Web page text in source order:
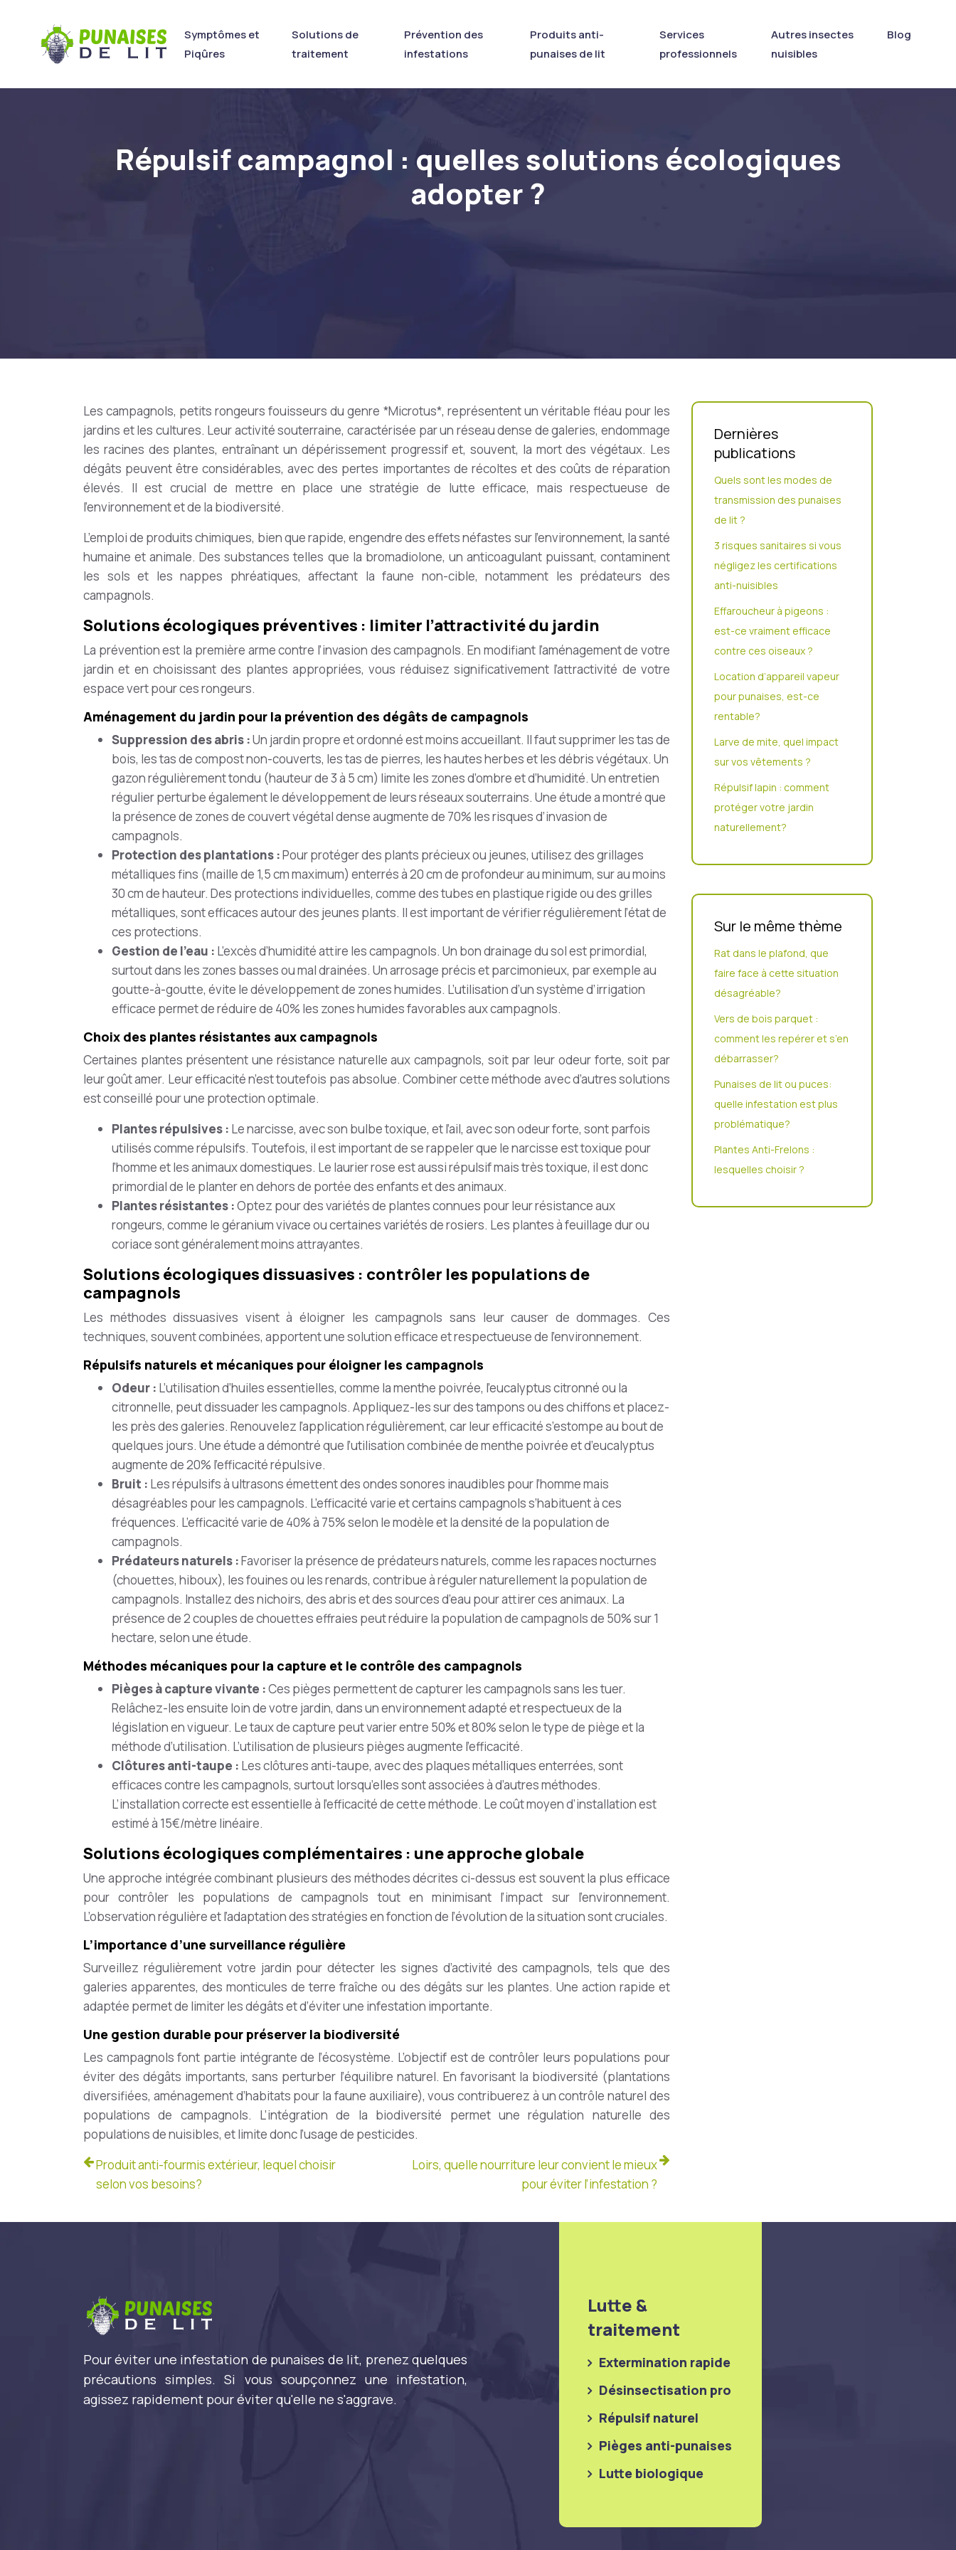
Symptômes et
Piqûres
Solutions de
traitement
Prévention des
infestations
Produits anti-
punaises de lit
Services
professionnels
Autres insectes
nuisibles
Blog
Répulsif campagnol : quelles solutions écologiques
adopter ?
Les campagnols, petits rongeurs fouisseurs du genre *Microtus*, représentent un véritable fléau pour les
jardins et les cultures. Leur activité souterraine, caractérisée par un réseau dense de galeries, endommage
les racines des plantes, entraînant un dépérissement progressif et, souvent, la mort des végétaux. Les
dégâts peuvent être considérables, avec des pertes importantes de récoltes et des coûts de réparation
élevés. Il est crucial de mettre en place une stratégie de lutte efficace, mais respectueuse de
l’environnement et de la biodiversité.
L’emploi de produits chimiques, bien que rapide, engendre des effets néfastes sur l’environnement, la santé
humaine et animale. Des substances telles que la bromadiolone, un anticoagulant puissant, contaminent
les sols et les nappes phréatiques, affectant la faune non-cible, notamment les prédateurs des
campagnols.
Solutions écologiques préventives : limiter l’attractivité du jardin
La prévention est la première arme contre l’invasion des campagnols. En modifiant l’aménagement de votre
jardin et en choisissant des plantes appropriées, vous réduisez significativement l’attractivité de votre
espace vert pour ces rongeurs.
Aménagement du jardin pour la prévention des dégâts de campagnols
Suppression des abris :Un jardin propre et ordonné est moins accueillant. Il faut supprimer les tas de
bois, les tas de compost non-couverts, les tas de pierres, les hautes herbes et les débris végétaux. Un
gazon régulièrement tondu (hauteur de 3 à 5 cm) limite les zones d’ombre et d’humidité. Un entretien
régulier perturbe également le développement de leurs réseaux souterrains. Une étude a montré que
la présence de zones de couvert végétal dense augmente de 70% les risques d’invasion de
campagnols.
Protection des plantations :Pour protéger des plants précieux ou jeunes, utilisez des grillages
métalliques fins (maille de 1,5 cm maximum) enterrés à 20 cm de profondeur au minimum, sur au moins
30 cm de hauteur. Des protections individuelles, comme des tubes en plastique rigide ou des grilles
métalliques, sont efficaces autour des jeunes plants. Il est important de vérifier régulièrement l’état de
ces protections.
Gestion de l’eau : L’excès d’humidité attire les campagnols. Un bon drainage du sol est primordial,
surtout dans les zones basses ou mal drainées. Un arrosage précis et parcimonieux, par exemple au
goutte-à-goutte, évite le développement de zones humides. L’utilisation d’un système d’irrigation
efficace permet de réduire de 40% les zones humides favorables aux campagnols.
Choix des plantes résistantes aux campagnols
Certaines plantes présentent une résistance naturelle aux campagnols, soit par leur odeur forte, soit par
leur goût amer. Leur efficacité n’est toutefois pas absolue. Combiner cette méthode avec d’autres solutions
est conseillé pour une protection optimale.
Plantes répulsives : Le narcisse, avec son bulbe toxique, et l’ail, avec son odeur forte, sont parfois
utilisés comme répulsifs. Toutefois, il est important de se rappeler que le narcisse est toxique pour
l’homme et les animaux domestiques. Le laurier rose est aussi répulsif mais très toxique, il est donc
primordial de le planter en dehors de portée des enfants et des animaux.
Plantes résistantes :Optez pour des variétés de plantes connues pour leur résistance aux
rongeurs, comme le géranium vivace ou certaines variétés de rosiers. Les plantes à feuillage dur ou
coriace sont généralement moins attrayantes.
Solutions écologiques dissuasives : contrôler les populations de
campagnols
Les méthodes dissuasives visent à éloigner les campagnols sans leur causer de dommages. Ces
techniques, souvent combinées, apportent une solution efficace et respectueuse de l’environnement.
Répulsifs naturels et mécaniques pour éloigner les campagnols
Odeur : L’utilisation d’huiles essentielles, comme la menthe poivrée, l’eucalyptus citronné ou la
citronnelle, peut dissuader les campagnols. Appliquez-les sur des tampons ou des chiffons et placez-
les près des galeries. Renouvelez l’application régulièrement, car leur efficacité s’estompe au bout de
quelques jours. Une étude a démontré que l’utilisation combinée de menthe poivrée et d’eucalyptus
augmente de 20% l’efficacité répulsive.
Bruit : Les répulsifs à ultrasons émettent des ondes sonores inaudibles pour l’homme mais
désagréables pour les campagnols. L’efficacité varie et certains campagnols s’habituent à ces
fréquences. L’efficacité varie de 40% à 75% selon le modèle et la densité de la population de
campagnols.
Prédateurs naturels :Favoriser la présence de prédateurs naturels, comme les rapaces nocturnes
(chouettes, hiboux), les fouines ou les renards, contribue à réguler naturellement la population de
campagnols. Installez des nichoirs, des abris et des sources d’eau pour attirer ces animaux. La
présence de 2 couples de chouettes effraies peut réduire la population de campagnols de 50% sur 1
hectare, selon une étude.
Méthodes mécaniques pour la capture et le contrôle des campagnols
Pièges à capture vivante :Ces pièges permettent de capturer les campagnols sans les tuer.
Relâchez-les ensuite loin de votre jardin, dans un environnement adapté et respectueux de la
législation en vigueur. Le taux de capture peut varier entre 50% et 80% selon le type de piège et la
méthode d’utilisation. L’utilisation de plusieurs pièges augmente l’efficacité.
Clôtures anti-taupe : Les clôtures anti-taupe, avec des plaques métalliques enterrées, sont
efficaces contre les campagnols, surtout lorsqu’elles sont associées à d’autres méthodes.
L’installation correcte est essentielle à l’efficacité de cette méthode. Le coût moyen d’installation est
estimé à 15€/mètre linéaire.
Solutions écologiques complémentaires : une approche globale
Une approche intégrée combinant plusieurs des méthodes décrites ci-dessus est souvent la plus efficace
pour contrôler les populations de campagnols tout en minimisant l’impact sur l’environnement.
L’observation régulière et l’adaptation des stratégies en fonction de l’évolution de la situation sont cruciales.
L’importance d’une surveillance régulière
Surveillez régulièrement votre jardin pour détecter les signes d’activité des campagnols, tels que des
galeries apparentes, des monticules de terre fraîche ou des dégâts sur les plantes. Une action rapide et
adaptée permet de limiter les dégâts et d’éviter une infestation importante.
Une gestion durable pour préserver la biodiversité
Les campagnols font partie intégrante de l’écosystème. L’objectif est de contrôler leurs populations pour
éviter des dégâts importants, sans perturber l’équilibre naturel. En favorisant la biodiversité (plantations
diversifiées, aménagement d’habitats pour la faune auxiliaire), vous contribuerez à un contrôle naturel des
populations de campagnols. L’intégration de la biodiversité permet une régulation naturelle des
populations de nuisibles, et limite donc l’usage de pesticides.
Produit anti-fourmis extérieur, lequel choisir
selon vos besoins?
Loirs, quelle nourriture leur convient le mieux
pour éviter l’infestation ?
Dernières
publications
Quels sont les modes de
transmission des punaises
de lit ?
3 risques sanitaires si vous
négligez les certifications
anti-nuisibles
Effaroucheur à pigeons :
est-ce vraiment efficace
contre ces oiseaux ?
Location d’appareil vapeur
pour punaises, est-ce
rentable?
Larve de mite, quel impact
sur vos vêtements ?
Répulsif lapin : comment
protéger votre jardin
naturellement?
Sur le même thème
Rat dans le plafond, que
faire face à cette situation
désagréable?
Vers de bois parquet :
comment les repérer et s’en
débarrasser?
Punaises de lit ou puces:
quelle infestation est plus
problématique?
Plantes Anti-Frelons :
lesquelles choisir ?
Pour éviter une infestation de punaises de lit, prenez quelques
précautions simples. Si vous soupçonnez une infestation,
agissez rapidement pour éviter qu'elle ne s'aggrave.
Lutte &
traitement
Extermination rapide
Désinsectisation pro
Répulsif naturel
Pièges anti-punaises
Lutte biologique